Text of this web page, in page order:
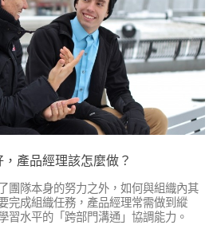
，產品經理該怎麼做？
團隊本身的努力之外，如何與組織內其
完成組織任務，產品經理常需做到縱
習水平的「跨部門溝通」協調能力。